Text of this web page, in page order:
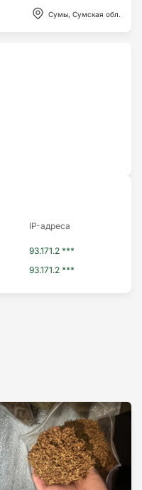
Сумы, Сумская обл.
IP-адресa
93.171.2 ***
93.171.2 ***